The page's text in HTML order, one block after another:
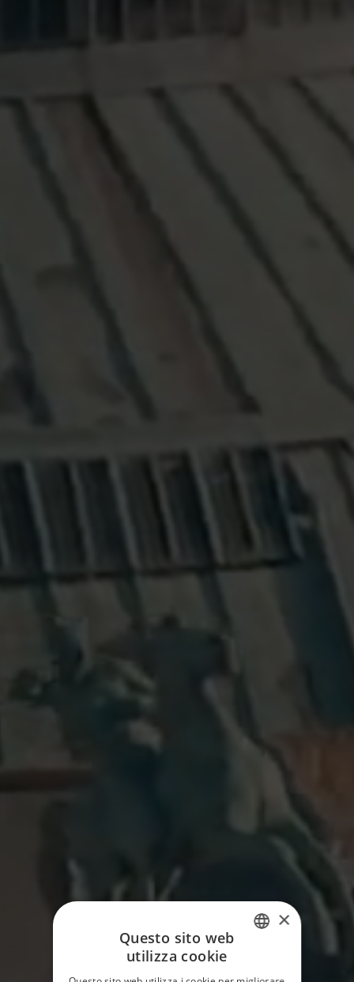
×
Questo sito web
utilizza cookie